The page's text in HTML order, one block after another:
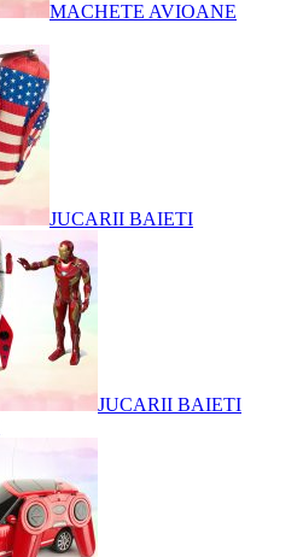
MACHETE AVIOANE
JUCARII BAIETI
JUCARII BAIETI